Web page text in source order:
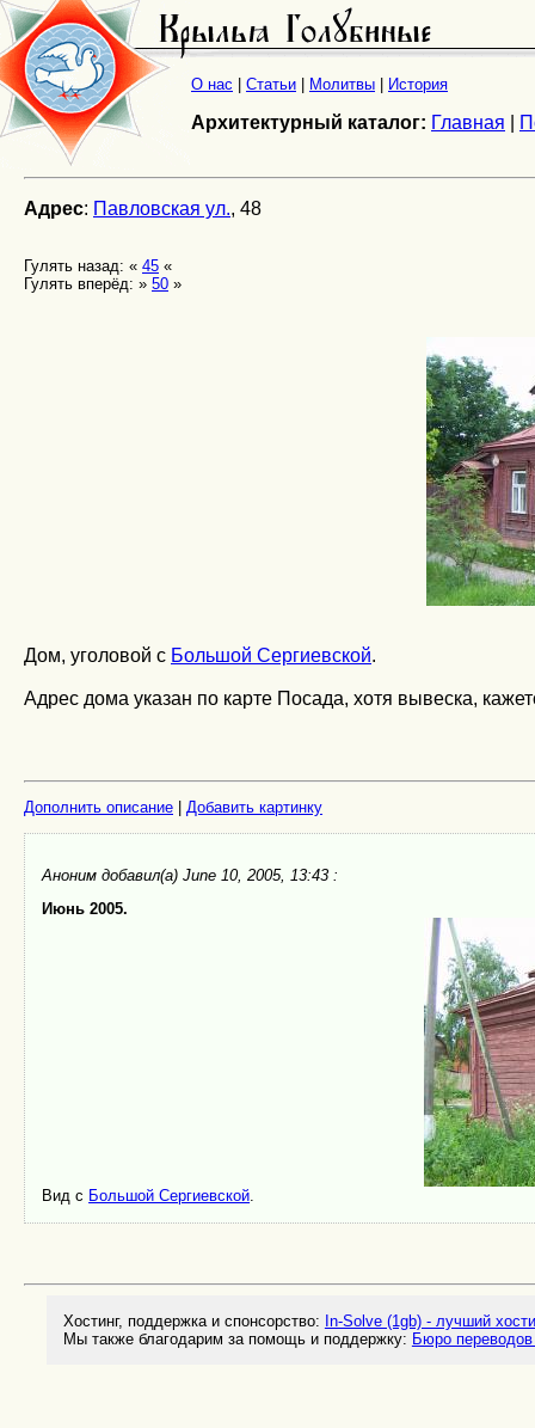
О нас Статьи Молитвы История
Архитектурный каталог: Главная
Адрес: Павловская ул., 48
Гулять назад: « 45 «
Гулять вперёд: » 50 »
Дом, уголовой с Большой Сергиевской.
Адрес дома указан по карте Посада, хотя вывеска,
Дополнить описание Добавить картинку
Аноним добавил(а) June 10, 2005, 13:43 :
Июнь 2005.
Вид с Большой Сергиевской.
Хостинг, поддержка и спонсорство: In-Solve (1gb) - лучший
Мы также благодарим за помощь и поддержку: Бюро переводов